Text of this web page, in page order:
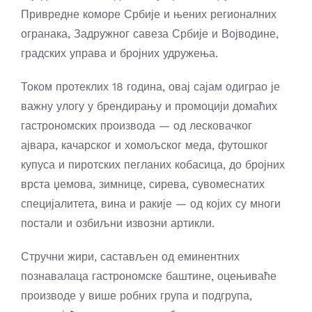
Привредне коморе Србије и њених регионалних
огранака, Задружног савеза Србије и Војводине,
градских управа и бројних удружења.
Током протеклих 18 година, овај сајам одиграо је
важну улогу у брендирању и промоцији домаћих
гастрономских производа — од лесковачког
ајвара, качарског и хомољског меда, футошког
купуса и пиротских пегланих кобасица, до бројних
врста џемова, зимнице, сирева, сувомеснатих
специјалитета, вина и ракије — од којих су многи
постали и озбиљни извозни артикли.
Стручни жири, састављен од еминентних
познавалаца гастрономске баштине, оцењиваће
производе у више робних група и подгрупа,